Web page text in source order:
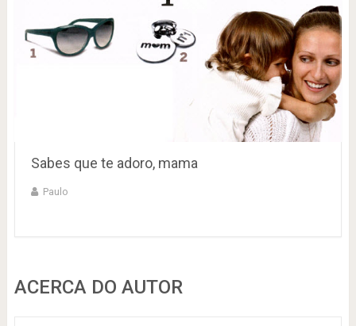
Sabes que te adoro, mama
Paulo
ACERCA DO AUTOR